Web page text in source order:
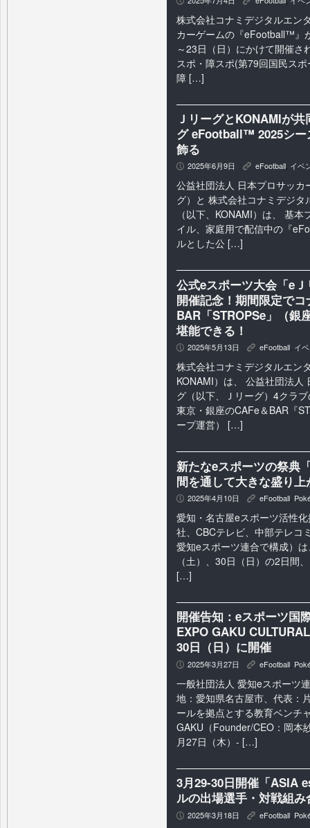
株式会社コナミデジタルエン
カーゲームの『eFootball™』
～23日（日）にかけて開催さ
スポ・障スポ(第79回国民ス
障 […]
ＪリーグとKONAMIが
グ eFootball™ 2025シー
飾る
P 2025年6月9日 K eFootball, イベ
公益社団法人 日本プロサッカ
グ）と 株式会社コナミデジタ
（以下、KONAMI）は、 基
イル、家庭用で配信中の『
ルとした公 […]
公式eスポーツ大会「e
開催記念！期間限定で
BAR「STROPSe」（銀
堪能できる！
P 2025年5月13日 K eFootball イ
株式会社コナミデジタルエン
KONAMI）は、 公益社団法人
グ（以下、Ｊリーグ）4クラ
東京・銀座のCAFe＆BAR『
ープ運営） […]
新たなeスポーツの祭典
間を通して大きな盛り
P 2025年4月10日 K eFootball
愛知・名古屋eスポーツ活性
社、CBCテレビ、中部テレコ
愛知eスポーツ連合で構成）
（土）、30日（日）の2日間
[…]
開催告知：eスポーツ国
EXPO GAKU
30日（日）に開催
P 2025年3月27日 K eFootball
一般社団法人 愛知eスポーツ
地：愛知県名古屋市、代表：
ールを拠点とする教育ベンチ
GAKU（Founder/CEO：岡本
月27日（木）- […]
3月29-30日開催「ASIA
ルの出場選手・対戦組
P 2025年3月18日 K eFootball